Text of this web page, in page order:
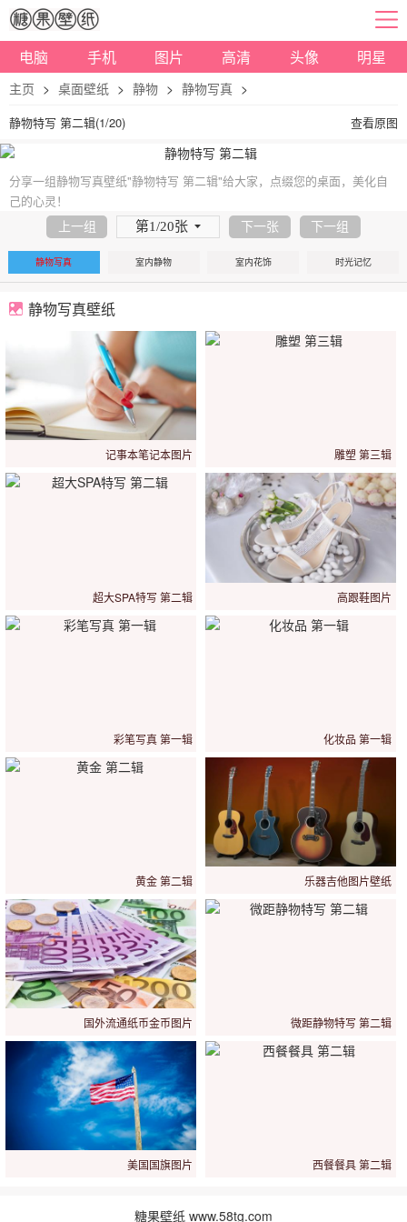
电脑 手机 图片 高清 头像 明星
主页 > 桌面壁纸 > 静物 > 静物写真 >
静物特写 第二辑(1/20) 查看原图
分享一组静物写真壁纸"静物特写 第二辑"给大家，点缀您的桌面，美化自
己的心灵！
上一组 第1/20张 下一张 下一组
静物写真 室内静物 室内花饰 时光记忆
静物写真壁纸
记事本笔记本图片 雕塑 第三辑
超大SPA特写 第二辑 高跟鞋图片
彩笔写真 第一辑 化妆品 第一辑
黄金 第二辑 乐器吉他图片壁纸
国外流通纸币金币图片 微距静物特写 第二辑
美国国旗图片 西餐餐具 第二辑
糖果壁纸 www.58tg.com